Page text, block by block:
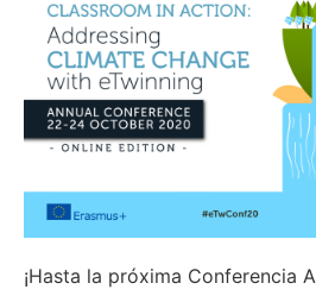
¡Hasta la próxima Conferencia